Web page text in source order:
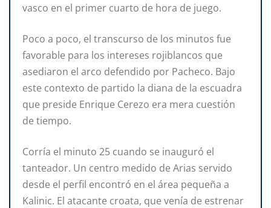
vasco en el primer cuarto de hora de juego.
Poco a poco, el transcurso de los minutos fue
favorable para los intereses rojiblancos que
asediaron el arco defendido por Pacheco. Bajo
este contexto de partido la diana de la escuadra
que preside Enrique Cerezo era mera cuestión
de tiempo.
Corría el minuto 25 cuando se inauguró el
tanteador. Un centro medido de Arias servido
desde el perfil encontró en el área pequeña a
Kalinic. El atacante croata, que venía de estrenar